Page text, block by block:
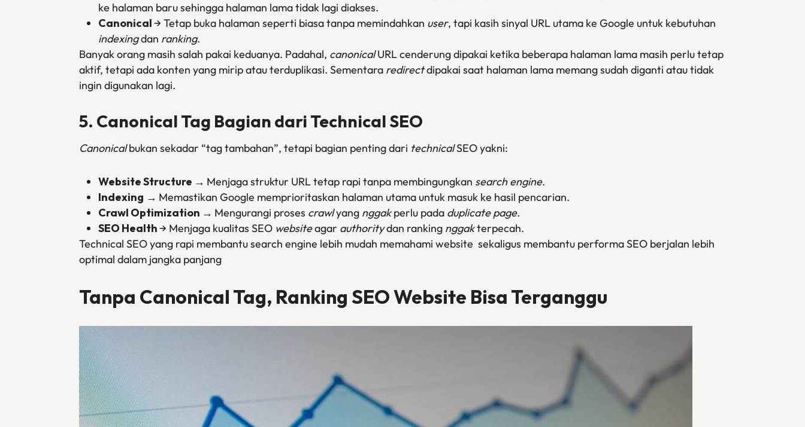
ke halaman baru sehingga halaman lama tidak lagi diakses.
Canonical→ Tetap buka halaman seperti biasa tanpa memindahkan user, tapi kasih sinyal URL utama ke Google untuk kebutuhan
indexingdan ranking.
Banyak orang masih salah pakai keduanya. Padahal, canonicalURLcenderung dipakai ketika beberapa halaman lama masih perlu tetap
aktif, tetapi ada konten yang mirip atau terduplikasi. Sementara redirectdipakai saat halaman lama memang sudah diganti atau tidak
ingin digunakan lagi.
5. Canonical Tag Bagian dari Technical SEO
Canonicalbukan sekadar “tag tambahan”, tetapi bagian penting dari technicalSEO yakni:
Website Structure → Menjaga struktur URL tetap rapi tanpa membingungkan search engine.
Indexing → Memastikan Google memprioritaskan halaman utama untuk masuk ke hasil pencarian.
Crawl Optimization → Mengurangi proses crawlyang nggakperlu pada duplicate page.
SEO Health→ Menjaga kualitas SEO websiteagar authoritydan ranking nggakterpecah.
Technical SEO yang rapi membantu search engine lebih mudah memahami website sekaligus membantu performa SEO berjalan lebih
optimal dalam jangka panjang
Tanpa Canonical Tag, Ranking SEO Website Bisa Terganggu